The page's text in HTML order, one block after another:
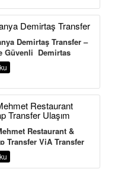
Demirtaş Transfer
Demirtaş Transfer –
Güvenli Demirtaş
Antalya
Restaurant
Transfer Ulaşım
Restaurant &
Transfer ViA Transfer
ve Ulaştırma
Bağlı ...